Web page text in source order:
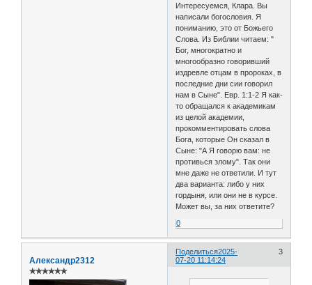
Интересуемся, Клара. Вы
написали богословия. Я
пониманию, это от Божьего
Слова. Из Библии читаем: "
Бог, многократно и
многообразно говоривший
издревле отцам в пророках, в
последние дни сии говорил
нам в Сыне". Евр. 1:1-2 Я как-
то обращался к академикам
из целой академии,
прокомментировать слова
Бога, которые Он сказал в
Сыне: "А Я говорю вам: не
противься злому". Так они
мне даже не ответили. И тут
два варианта: либо у них
гордыня, или они не в курсе.
Может вы, за них ответите?
0
Поделиться 3
2025-
07-20 11:14:24
Александр2312
✯✯✯✯✯✯